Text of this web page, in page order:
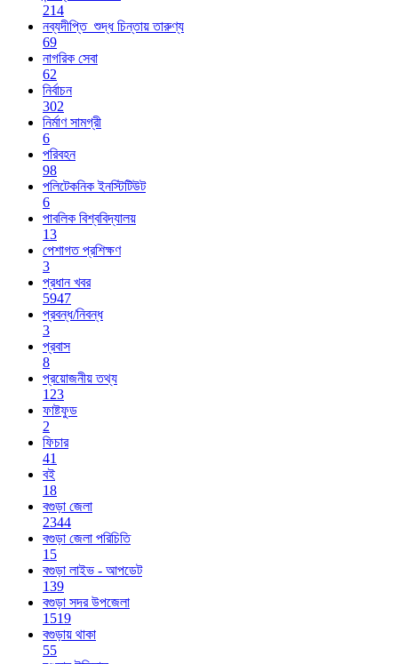
214
নব্যদীপ্তি_শুদ্ধ চিন্তায় তারুণ্য
69
নাগরিক সেবা
62
নির্বাচন
302
নির্মাণ সামগ্রী
6
পরিবহন
98
পলিটেকনিক ইনস্টিটিউট
6
পাবলিক বিশ্ববিদ্যালয়
13
পেশাগত প্রশিক্ষণ
3
প্রধান খবর
5947
প্রবন্ধ/নিবন্ধ
3
প্রবাস
8
প্রয়োজনীয় তথ্য
123
ফাষ্টফুড
2
ফিচার
41
বই
18
বগুড়া জেলা
2344
বগুড়া জেলা পরিচিতি
15
বগুড়া লাইভ - আপডেট
139
বগুড়া সদর উপজেলা
1519
বগুড়ায় থাকা
55